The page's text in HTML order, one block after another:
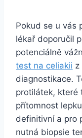
Pokud se u vás
lékař​ doporučil
potenciálně
test na celiakii z
diagnostikace.
protilátek, které
přítomnost
definitivní⁣ a pro
nutná biopsie